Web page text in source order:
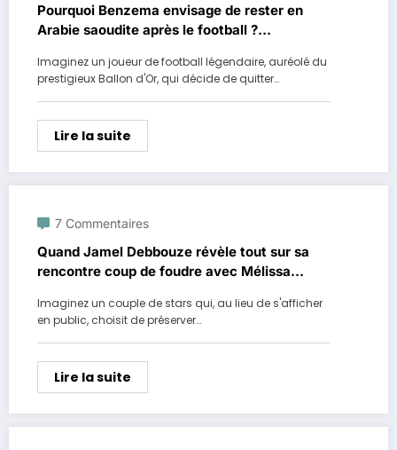
Pourquoi Benzema envisage de rester en
Arabie saoudite après le football ?
Imaginez un joueur de football légendaire, auréolé du
prestigieux Ballon d'Or, qui décide de quitter…
Lire la suite
7 Commentaires
Quand Jamel Debbouze révèle tout sur sa
rencontre coup de foudre avec Mélissa
Imaginez un couple de stars qui, au lieu de s'afficher
en public, choisit de préserver…
Lire la suite